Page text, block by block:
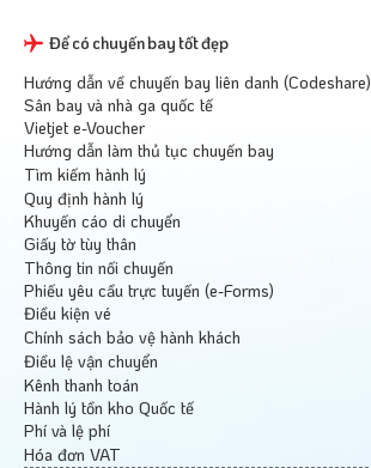
Để có chuyến bay tốt đẹp
Hướng dẫn về chuyến bay liên danh (Codeshare)
Sân bay và nhà ga quốc tế
Vietjet e-Voucher
Hướng dẫn làm thủ tục chuyến bay
Tìm kiếm hành lý
Quy định hành lý
Khuyến cáo di chuyển
Giấy tờ tùy thân
Thông tin nối chuyến
Phiếu yêu cầu trực tuyến (e-Forms)
Điều kiện vé
Chính sách bảo vệ hành khách
Điều lệ vận chuyển
Kênh thanh toán
Hành lý tồn kho Quốc tế
Phí và lệ phí
Hóa đơn VAT